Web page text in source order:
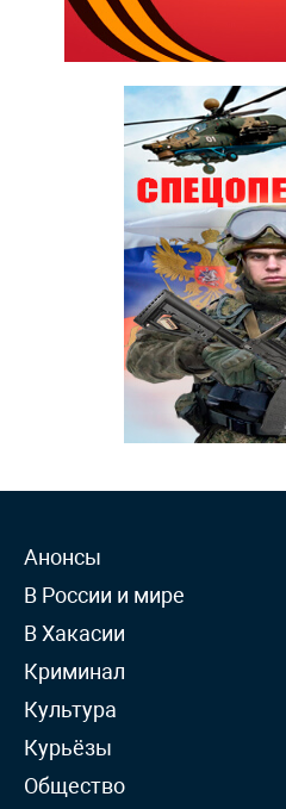
Анонсы
В России и мире
В Хакасии
Криминал
Культура
Курьёзы
Общество